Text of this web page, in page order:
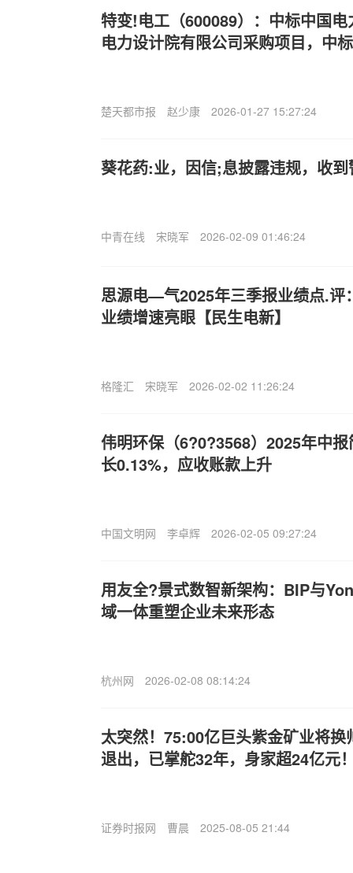
特变!电工（600089）：中标中国
电力设计院有限公司采购项目，中
楚天都市报 赵少康 2026-01-27 15:27:24
葵花药:业，因信;息披露违规，收
中青在线 宋晓军 2026-02-09 01:46:24
思源电—气2025年三季报业绩点.评
业绩增速亮眼【民生电新】
格隆汇 宋晓军 2026-02-02 11:26:24
伟明环保（6?0?3568）2025年中
长0.13%，应收账款上升
中国文明网 李卓辉 2026-02-05 09:27:24
用友全?景式数智新架构：BIP与
域一体重塑企业未来形态
杭州网 2026-02-08 08:14:24
太突然！75:00亿巨头紫金矿业将换
退出，已掌舵32年，身家超24亿元
证券时报网 曹晨 2025-08-05 21:44